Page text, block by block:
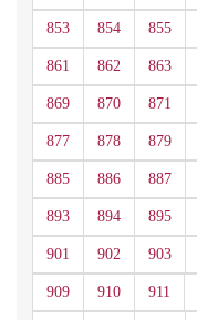
853 854 855
861 862 863
869 870 871
877 878 879
885 886 887
893 894 895
901 902 903
909 910 911